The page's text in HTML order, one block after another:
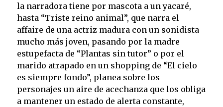
la narradora tiene por mascota a un yacaré,
hasta “Triste reino animal”, que narra el
affaire de una actriz madura con un sonidista
mucho más joven, pasando por la madre
estupefacta de “Plantas sin tutor” o por el
marido atrapado en un shopping de “El cielo
es siempre fondo”, planea sobre los
personajes un aire de acechanza que los obliga
a mantener un estado de alerta constante,